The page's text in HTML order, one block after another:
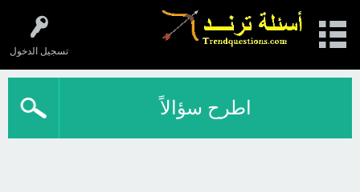
تسجيل الدخول
اطرح سؤالاً